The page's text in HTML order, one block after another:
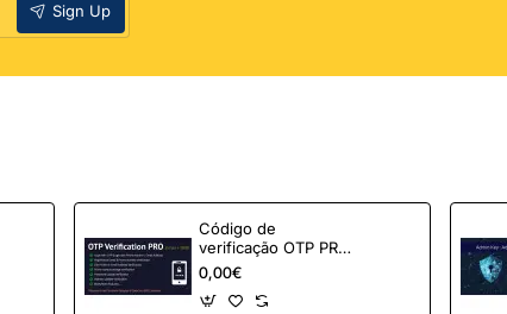
Sign Up
Código de
verificação OTP PRO
para OpenCart
0,00€